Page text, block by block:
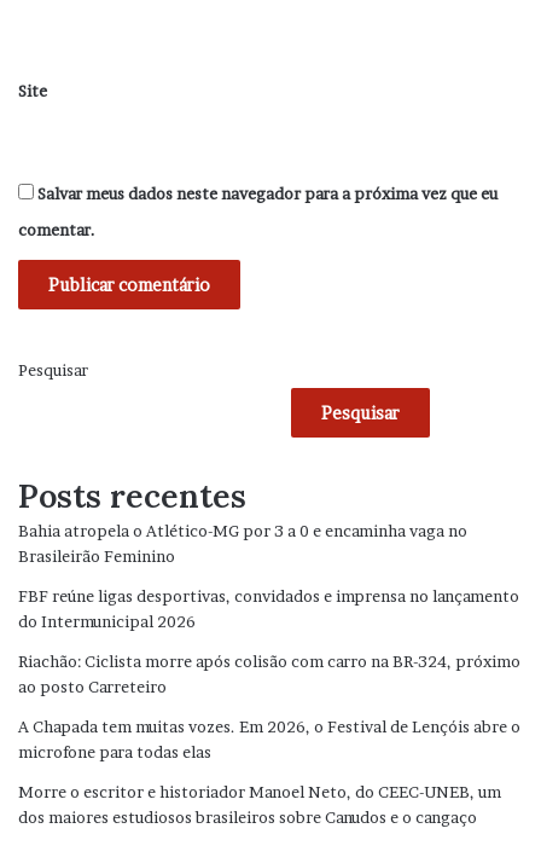
Site
Salvar meus dados neste navegador para a próxima vez que eu
comentar.
Pesquisar
Pesquisar
Posts recentes
Bahia atropela o Atlético-MG por 3 a 0 e encaminha vaga no
Brasileirão Feminino
FBF reúne ligas desportivas, convidados e imprensa no lançamento
do Intermunicipal 2026
Riachão: Ciclista morre após colisão com carro na BR-324, próximo
ao posto Carreteiro
A Chapada tem muitas vozes. Em 2026, o Festival de Lençóis abre o
microfone para todas elas
Morre o escritor e historiador Manoel Neto, do CEEC-UNEB, um
dos maiores estudiosos brasileiros sobre Canudos e o cangaço